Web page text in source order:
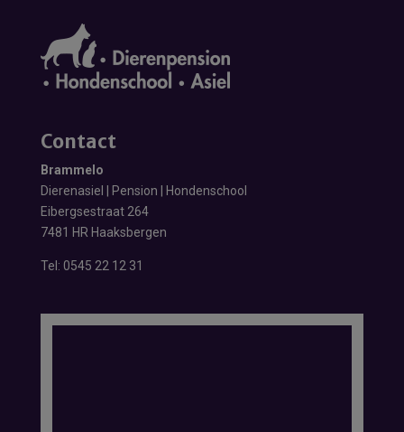
Contact
Brammelo
Dierenasiel | Pension | Hondenschool
Eibergsestraat 264
7481 HR Haaksbergen
Tel: 0545 22 12 31